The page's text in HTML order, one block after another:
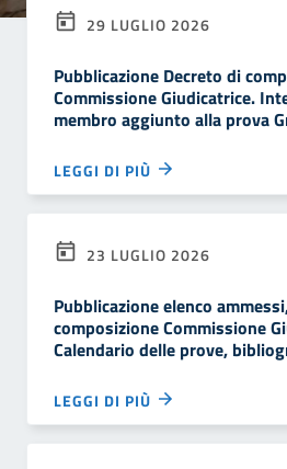
29 LUGLIO 2026
Pubblicazione Decreto di
Commissione Giudicatrice.
membro aggiunto alla prova
LEGGI DI PIÙ
23 LUGLIO 2026
Pubblicazione elenco
composizione Commissione
Calendario delle prove,
LEGGI DI PIÙ